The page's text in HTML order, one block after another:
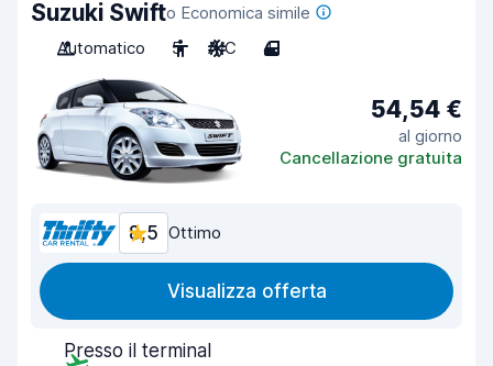
Suzuki Swifto Economica simile
Automatico
5 A/C 4
54,54 €
al giorno
Cancellazione gratuita
8,5 Ottimo
Visualizza offerta
Presso il terminal